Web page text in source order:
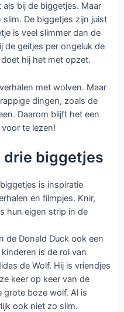
bij de biggetjes. Maar
slim. De biggetjes zijn juist
is veel slimmer dan de
de geitjes per ongeluk de
hij het met opzet.
met wolven. Maar
dingen, zoals de
Daarom blijft het een
te lezen!
drie biggetjes
is inspiratie
en filmpjes. Knir,
hun eigen strip in de
de Donald Duck ook een
is de rol van
de Wolf. Hij is vriendjes
keer op keer van de
grote boze wolf. Al is
ook niet zo slim.